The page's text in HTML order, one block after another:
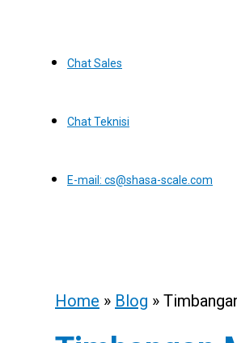
Chat Sales
Chat Teknisi
E-mail: cs@shasa-scale.com
Home » Blog »